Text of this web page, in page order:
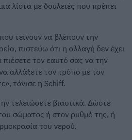
λίστα με δουλειές που πρέπει
τείνουν να βλέπουν την
πιστεύω ότι η αλλαγή δεν έχει
πιέσετε τον εαυτό σας να την
αλλάξετε τον τρόπο με τον
τόνισε η Schiff.
τελειώσετε βιαστικά. Δώστε
σώματος ή στον ρυθμό της, ή
του νερού.